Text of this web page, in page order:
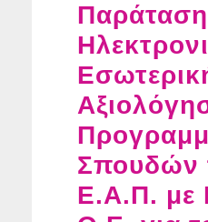
Παράταση
Σπουδών
Ε.Α.Π. με